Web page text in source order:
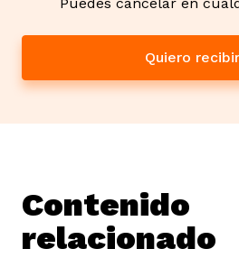
Quiero
Contenido
relacionado